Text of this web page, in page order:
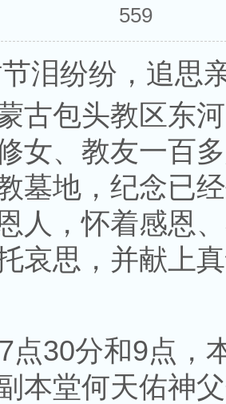
559
泪纷纷，追思
古包头教区东
女、教友一百
墓地，纪念已
人，怀着感恩
哀思，并献上
30分和9点，
本堂何天佑神